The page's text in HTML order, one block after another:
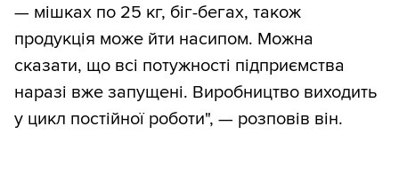
— мішках по 25 кг, біг-бегах, також
продукція може йти насипом. Можна
сказати, що всі потужності підприємства
наразі вже запущені. Виробництво виходить
у цикл постійної роботи", — розповів він.